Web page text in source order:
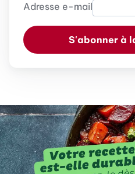
Adresse e-mail
S'abonner à